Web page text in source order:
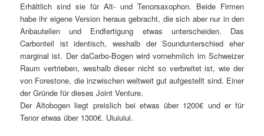
Erhältlich sind sie für Alt- und Tenorsaxophon. Beide Firmen
habe ihr eigene Version heraus gebracht, die sich aber nur in den
Anbauteilen und Endfertigung etwas unterscheiden. Das
Carbonteil ist identisch, weshalb der Soundunterschied eher
marginal ist. Der daCarbo-Bogen wird vornehmlich im Schweizer
Raum vertrieben, weshalb dieser nicht so verbreitet ist, wie der
von Forestone, die inzwischen weltweit gut aufgestellt sind. Einer
der Gründe für dieses Joint Venture.
Der Altobogen liegt preislich bei etwas über 1200€ und er für
Tenor etwas über 1300€. Uiuiuiui.